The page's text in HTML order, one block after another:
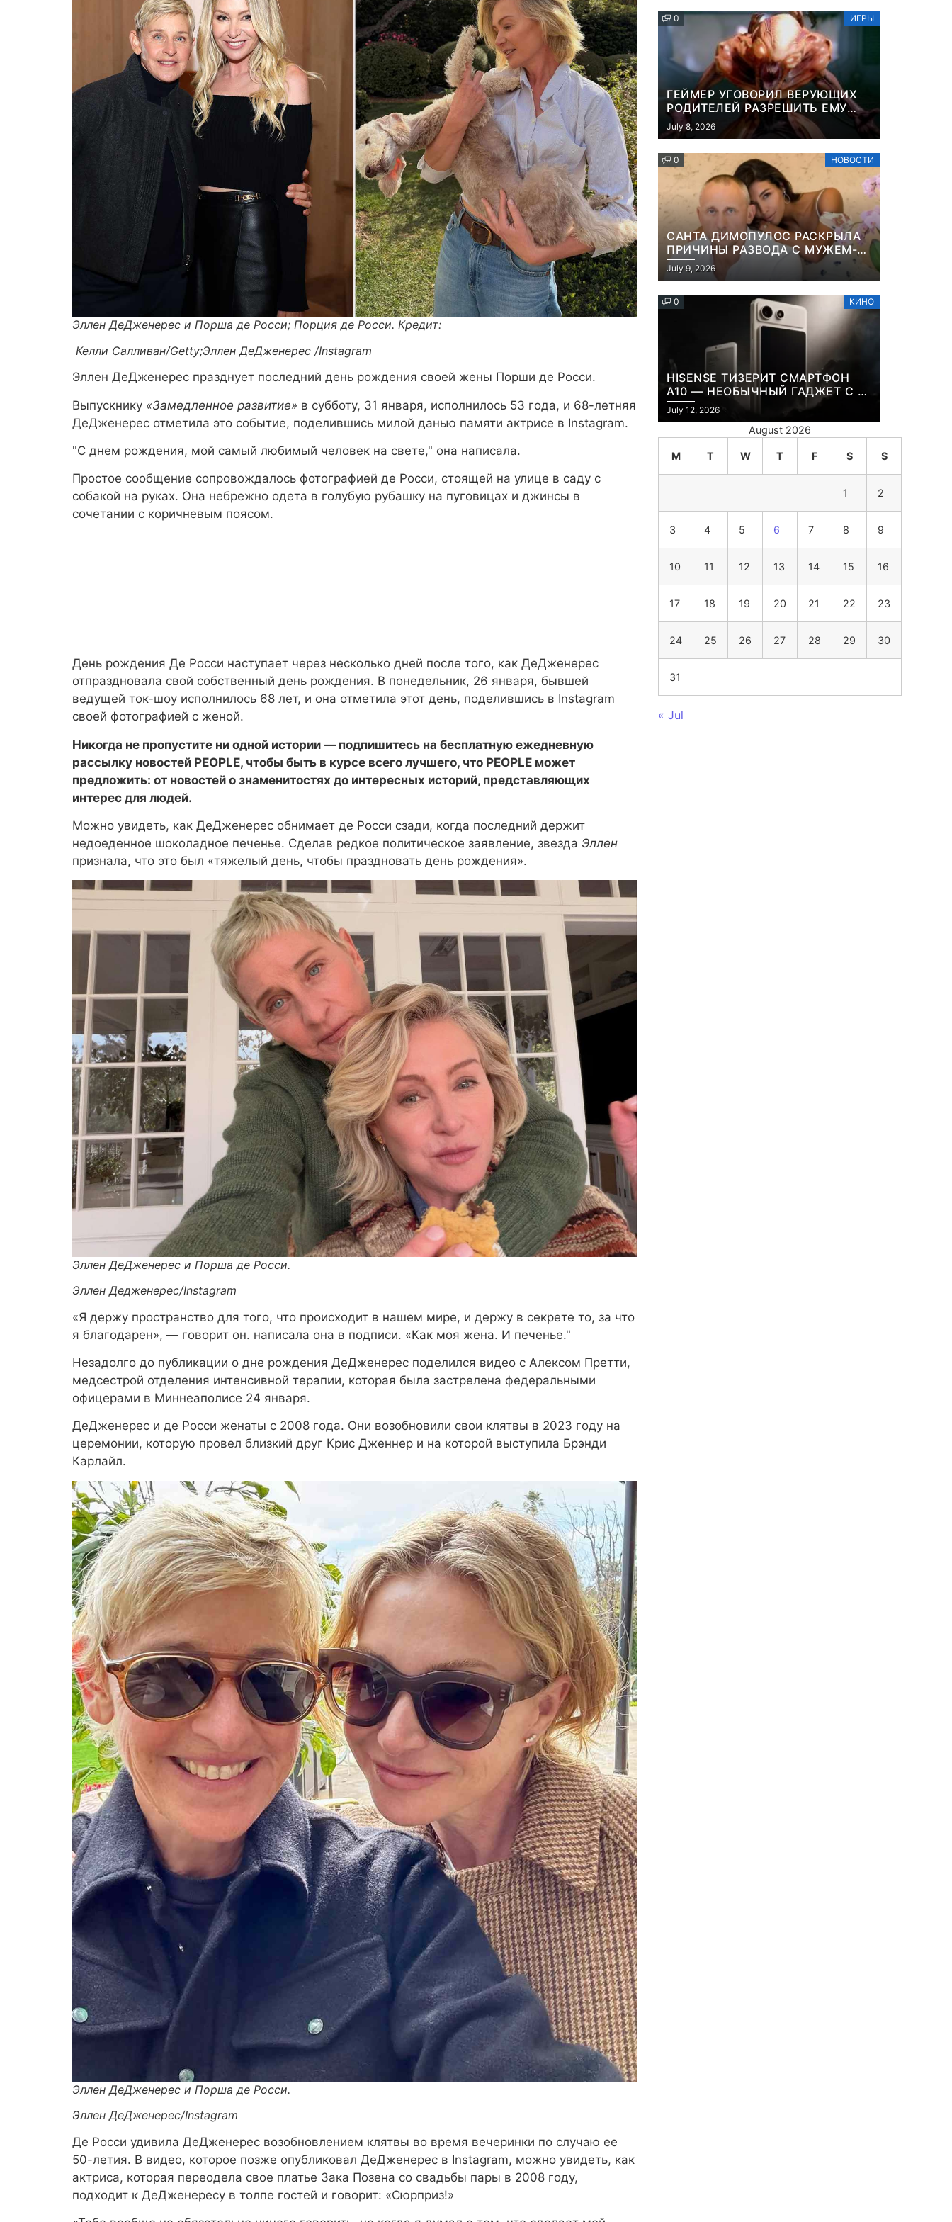
Эллен ДеДженерес и Порша де Росси; Порция де Росси. Кредит:
Келли Салливан/Getty;Эллен ДеДженерес /Instagram
Эллен ДеДженерес празднует последний день рождения своей жены Порши де Росси.
Выпускнику «Замедленное развитие» в субботу, 31 января, исполнилось 53 года, и 68-летняя
ДеДженерес отметила это событие, поделившись милой данью памяти актрисе в Instagram.
"С днем рождения, мой самый любимый человек на свете," она написала.
Простое сообщение сопровождалось фотографией де Росси, стоящей на улице в саду с
собакой на руках. Она небрежно одета в голубую рубашку на пуговицах и джинсы в
сочетании с коричневым поясом.
День рождения Де Росси наступает через несколько дней после того, как ДеДженерес
отпраздновала свой собственный день рождения. В понедельник, 26 января, бывшей
ведущей ток-шоу исполнилось 68 лет, и она отметила этот день, поделившись в Instagram
своей фотографией с женой.
Никогда не пропустите ни одной истории — подпишитесь на бесплатную ежедневную
рассылку новостей PEOPLE, чтобы быть в курсе всего лучшего, что PEOPLE может
предложить: от новостей о знаменитостях до интересных историй, представляющих
интерес для людей.
Можно увидеть, как ДеДженерес обнимает де Росси сзади, когда последний держит
недоеденное шоколадное печенье. Сделав редкое политическое заявление, звезда Эллен
признала, что это был «тяжелый день, чтобы праздновать день рождения».
Эллен ДеДженерес и Порша де Росси.
Эллен Дедженерес/Instagram
«Я держу пространство для того, что происходит в нашем мире, и держу в секрете то, за что
я благодарен», — говорит он. написала она в подписи. «Как моя жена. И печенье."
Незадолго до публикации о дне рождения ДеДженерес поделился видео с Алексом Претти,
медсестрой отделения интенсивной терапии, которая была застрелена федеральными
офицерами в Миннеаполисе 24 января.
ДеДженерес и де Росси женаты с 2008 года. Они возобновили свои клятвы в 2023 году на
церемонии, которую провел близкий друг Крис Дженнер и на которой выступила Брэнди
Карлайл.
Эллен ДеДженерес и Порша де Росси.
Эллен ДеДженерес/Instagram
Де Росси удивила ДеДженерес возобновлением клятвы во время вечеринки по случаю ее
50-летия. В видео, которое позже опубликовал ДеДженерес в Instagram, можно увидеть, как
актриса, которая переодела свое платье Зака ​​Позена со свадьбы пары в 2008 году,
подходит к ДеДженересу в толпе гостей и говорит: «Сюрприз!»
0 ИГРЫ
ГЕЙМЕР УГОВОРИЛ ВЕРУЮЩИХ
РОДИТЕЛЕЙ РАЗРЕШИТЬ ЕМУ
ИГРАТЬ В DOOM, ПОТОМУ ЧТО
ЭТО ХРИСТИАНСКАЯ ИГРА ПРО
July 8, 2026
0 НОВОСТИ
САНТА ДИМОПУЛОС РАСКРЫЛА
ПРИЧИНЫ РАЗВОДА С МУЖЕМ-
БИЗНЕСМЕНОМ
July 9, 2026
0 КИНО
HISENSE ТИЗЕРИТ СМАРТФОН
A10 — НЕОБЫЧНЫЙ ГАДЖЕТ С E-
INK-ЭКРАНОМ И СЪЕМНОЙ LCD-
ПАНЕЛЬЮ ДЛЯ ЦВЕТНОГО
КОНТЕНТА И СОЦСЕТЕЙ
July 12, 2026
August 2026
M T W T F S S
1 2
3 4 5 6 7 8 9
10 11 12 13 14 15 16
17 18 19 20 21 22 23
24 25 26 27 28 29 30
31
« Jul